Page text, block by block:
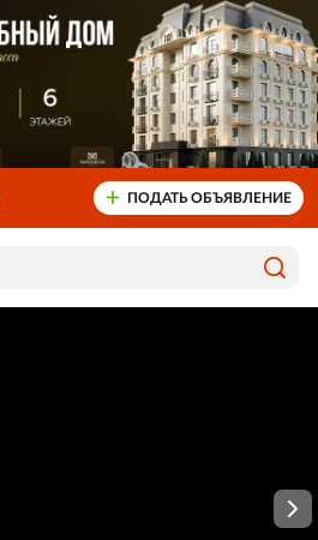
ПОДАТЬ ОБЪЯВЛЕНИЕ